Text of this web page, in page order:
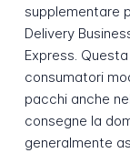
supplementare
Delivery
Express.
consumatori
pacchi anche
consegne la
generalmente